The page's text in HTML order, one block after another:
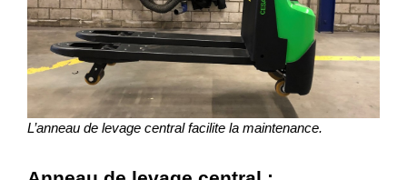
L’anneau de levage central facilite la maintenance.